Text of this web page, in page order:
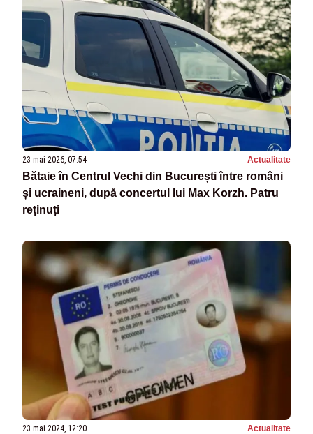
23 mai 2026, 07:54 Actualitate
Bătaie în Centrul Vechi din București între români
și ucraineni, după concertul lui Max Korzh. Patru
reținuți
23 mai 2024, 12:20 Actualitate